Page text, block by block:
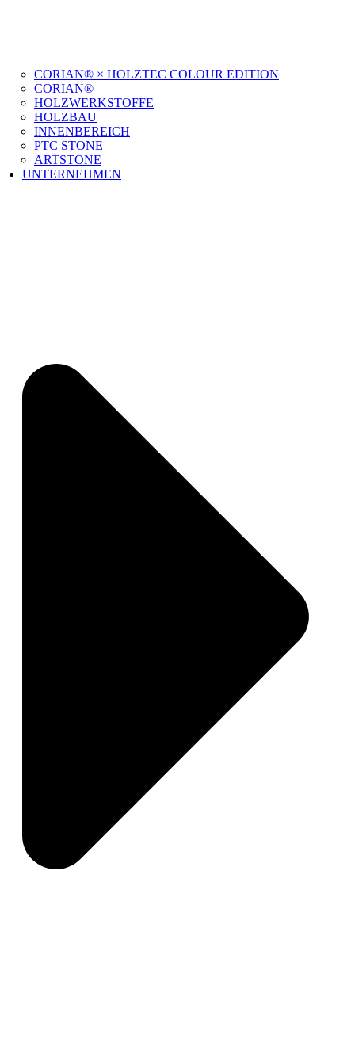
CORIAN® × HOLZTEC COLOUR EDITION
CORIAN®
HOLZWERKSTOFFE
HOLZBAU
INNENBEREICH
PTC STONE
ARTSTONE
UNTERNEHMEN